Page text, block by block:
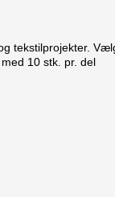
tekstilprojekter.
10 stk. pr. del